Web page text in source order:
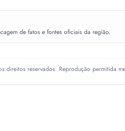
de fatos e fontes oficiais da região.
direitos reservados. Reprodução permitida